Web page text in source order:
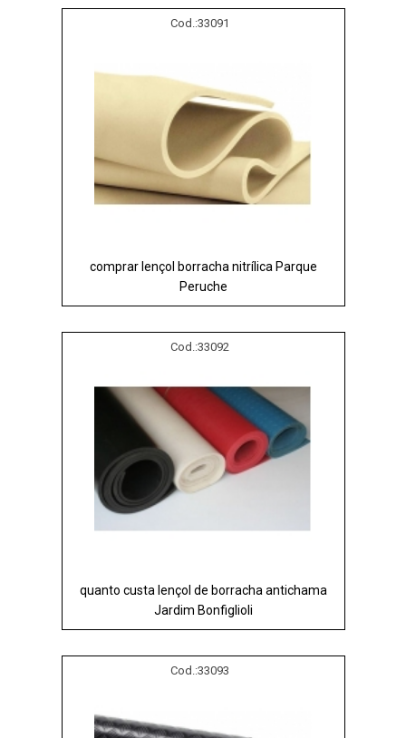
Cod.:33091
comprar lençol borracha nitrílica Parque
Peruche
Cod.:33092
quanto custa lençol de borracha antichama
Jardim Bonfiglioli
Cod.:33093